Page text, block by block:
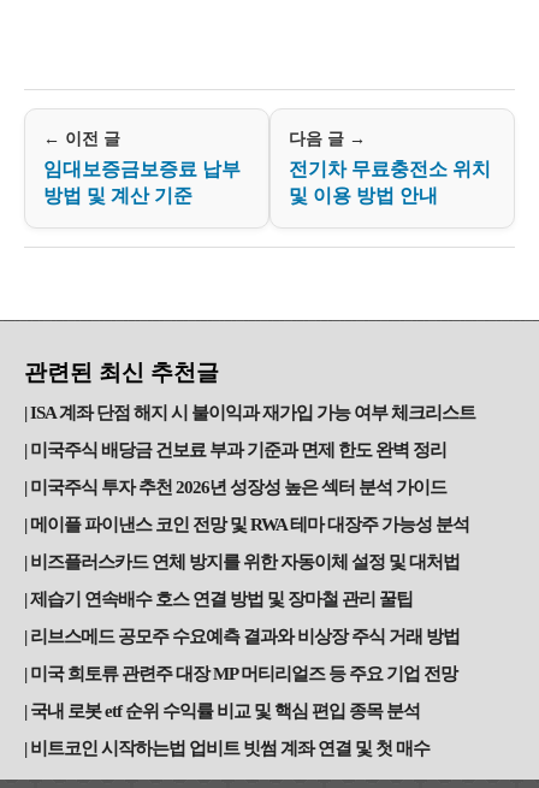
← 이전 글
임대보증금보증료 납부
방법 및 계산 기준
다음 글 →
전기차 무료충전소 위치
및 이용 방법 안내
관련된 최신 추천글
ISA 계좌 단점 해지 시 불이익과 재가입 가능 여부 체크리스트
미국주식 배당금 건보료 부과 기준과 면제 한도 완벽 정리
미국주식 투자 추천 2026년 성장성 높은 섹터 분석 가이드
메이플 파이낸스 코인 전망 및 RWA 테마 대장주 가능성 분석
비즈플러스카드 연체 방지를 위한 자동이체 설정 및 대처법
제습기 연속배수 호스 연결 방법 및 장마철 관리 꿀팁
리브스메드 공모주 수요예측 결과와 비상장 주식 거래 방법
미국 희토류 관련주 대장 MP 머티리얼즈 등 주요 기업 전망
국내 로봇 etf 순위 수익률 비교 및 핵심 편입 종목 분석
비트코인 시작하는법 업비트 빗썸 계좌 연결 및 첫 매수